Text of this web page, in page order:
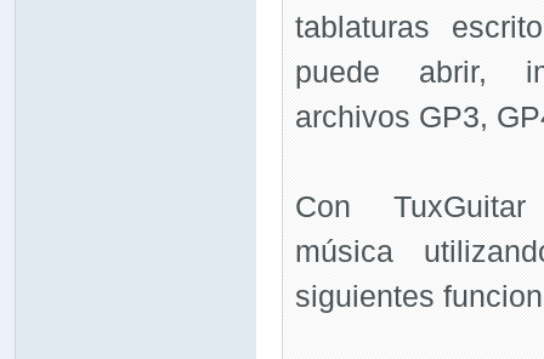
tablaturas
puede abrir,
archivos GP3,
Con
música
siguientes